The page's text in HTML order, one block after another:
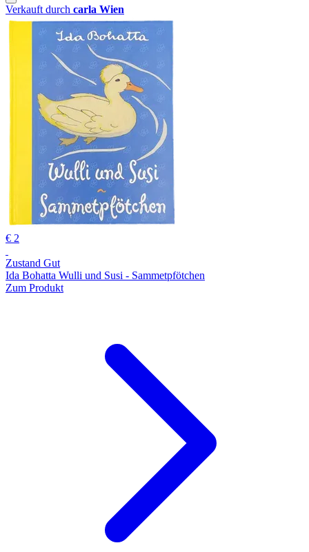
Verkauft durch carla Wien
€ 2
Zustand Gut
Ida Bohatta Wulli und Susi - Sammetpfötchen
Zum Produkt